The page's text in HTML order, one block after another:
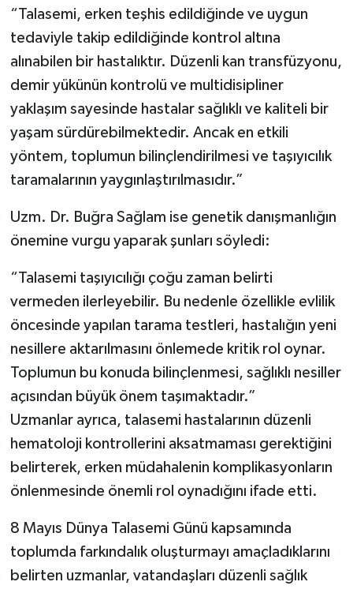
“Talasemi, erken teşhis edildiğinde ve uygun
tedaviyle takip edildiğinde kontrol altına
alınabilen bir hastalıktır. Düzenli kan transfüzyonu,
demir yükünün kontrolü ve multidisipliner
yaklaşım sayesinde hastalar sağlıklı ve kaliteli bir
yaşam sürdürebilmektedir. Ancak en etkili
yöntem, toplumun bilinçlendirilmesi ve taşıyıcılık
taramalarının yaygınlaştırılmasıdır.”
Uzm. Dr. Buğra Sağlam ise genetik danışmanlığın
önemine vurgu yaparak şunları söyledi:
“Talasemi taşıyıcılığı çoğu zaman belirti
vermeden ilerleyebilir. Bu nedenle özellikle evlilik
öncesinde yapılan tarama testleri, hastalığın yeni
nesillere aktarılmasını önlemede kritik rol oynar.
Toplumun bu konuda bilinçlenmesi, sağlıklı nesiller
açısından büyük önem taşımaktadır.”
Uzmanlar ayrıca, talasemi hastalarının düzenli
hematoloji kontrollerini aksatmaması gerektiğini
belirterek, erken müdahalenin komplikasyonların
önlenmesinde önemli rol oynadığını ifade etti.
8 Mayıs Dünya Talasemi Günü kapsamında
toplumda farkındalık oluşturmayı amaçladıklarını
belirten uzmanlar, vatandaşları düzenli sağlık